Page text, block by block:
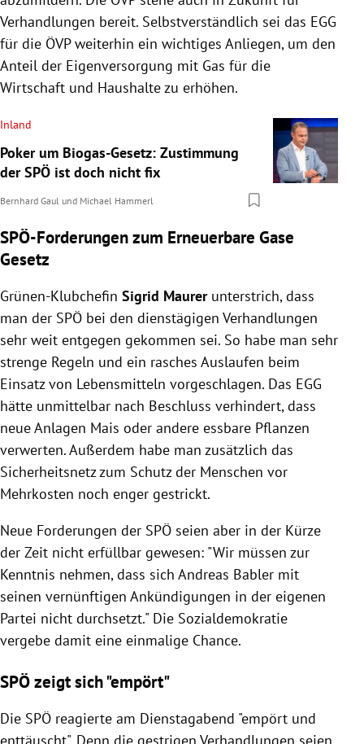
Verhandlungen bereit. Selbstverständlich sei das EGG
für die ÖVP weiterhin ein wichtiges Anliegen, um den
Anteil der Eigenversorgung mit Gas für die
Wirtschaft und Haushalte zu erhöhen.
Inland
Poker um Biogas-Gesetz: Zustimmung
der SPÖ ist doch nicht fix
Bernhard Gaul und Michael Hammerl
SPÖ-Forderungen zum Erneuerbare Gase
Gesetz
Grünen-Klubchefin Sigrid Maurerunterstrich, dass
man der SPÖ bei den dienstägigen Verhandlungen
sehr weit entgegen gekommen sei. So habe man sehr
strenge Regeln und ein rasches Auslaufen beim
Einsatz von Lebensmitteln vorgeschlagen. Das EGG
hätte unmittelbar nach Beschluss verhindert, dass
neue Anlagen Mais oder andere essbare Pflanzen
verwerten. Außerdem habe man zusätzlich das
Sicherheitsnetz zum Schutz der Menschen vor
Mehrkosten noch enger gestrickt.
Neue Forderungen der SPÖ seien aber in der Kürze
der Zeit nicht erfüllbar gewesen: "Wir müssen zur
Kenntnis nehmen, dass sich Andreas Babler mit
seinen vernünftigen Ankündigungen in der eigenen
Partei nicht durchsetzt." Die Sozialdemokratie
vergebe damit eine einmalige Chance.
SPÖ zeigt sich "empört"
Die SPÖ reagierte am Dienstagabend "empört und
enttäuscht". Denn die gestrigen Verhandlungen seien